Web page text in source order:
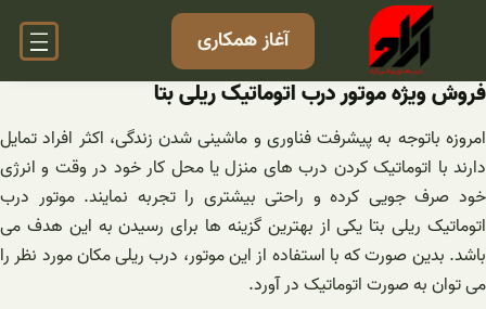
آغاز همکاری
فروش ویژه موتور درب اتوماتیک ریلی بتا
امروزه باتوجه به پیشرفت فناوری و ماشینی شدن زندگی، اکثر افراد تمایل
دارند با اتوماتیک کردن درب های منزل یا محل کار خود در وقت و انرژی
خود صرف جویی کرده و راحتی بیشتری را تجربه نمایند. موتور درب
اتوماتیک ریلی بتا یکی از بهترین گزینه ها برای رسیدن به این هدف می
باشد. بدین صورت که با استفاده از این موتور، درب ریلی مکان مورد نظر را
می توان به صورت اتوماتیک در آورد.